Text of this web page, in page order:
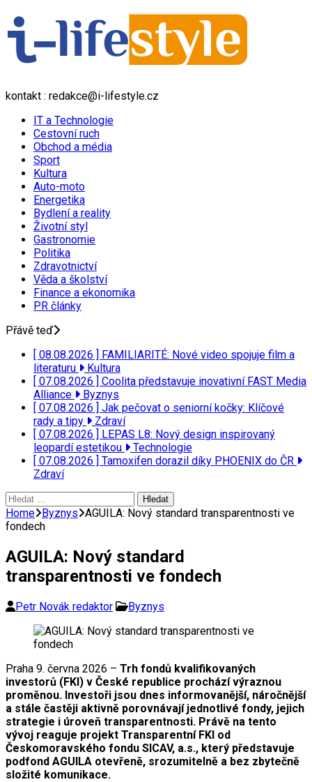
kontakt : redakce@i-lifestyle.cz
IT a Technologie
Cestovní ruch
Obchod a média
Sport
Kultura
Auto-moto
Energetika
Bydlení a reality
Životní styl
Gastronomie
Politika
Zdravotnictví
Věda a školství
Finance a ekonomika
PR články
Přávě teď
[ 08.08.2026 ] FAMILIARITÉ: Nové video spojuje film a
literaturu
Kultura
[ 07.08.2026 ] Coolita představuje inovativní FAST Media
Alliance
Byznys
[ 07.08.2026 ] Jak pečovat o seniorní kočky: Klíčové
rady a tipy
Zdraví
[ 07.08.2026 ] LEPAS L8: Nový design inspirovaný
leopardí estetikou
Technologie
[ 07.08.2026 ] Tamoxifen dorazil díky PHOENIX do ČR
Zdraví
Vyhledávání
Home Byznys AGUILA: Nový standard transparentnosti ve
fondech
AGUILA: Nový standard
transparentnosti ve fondech
Petr Novák redaktor Byznys
Praha 9. června 2026 – Trh fondů kvalifikovaných
investorů (FKI) v České republice prochází výraznou
proměnou. Investoři jsou dnes informovanější, náročnější
a stále častěji aktivně porovnávají jednotlivé fondy, jejich
strategie i úroveň transparentnosti. Právě na tento
vývoj reaguje projekt Transparentní FKI od
Českomoravského fondu SICAV, a.s., který představuje
podfond AGUILA otevřeně, srozumitelně a bez zbytečně
složité komunikace.